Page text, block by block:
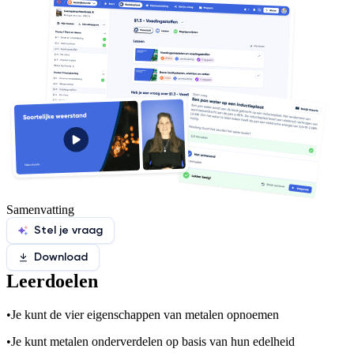
Samenvatting
Stel je vraag
Download
Leerdoelen
•Je kunt de vier eigenschappen van metalen opnoemen
•Je kunt metalen onderverdelen op basis van hun edelheid